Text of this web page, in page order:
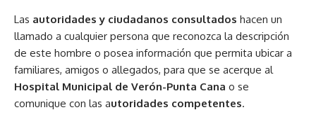
Las autoridades y ciudadanos consultados hacen un
llamado a cualquier persona que reconozca la descripción
de este hombre o posea información que permita ubicar a
familiares, amigos o allegados, para que se acerque al
Hospital Municipal de Verón-Punta Cana o se
comunique con las autoridades competentes.